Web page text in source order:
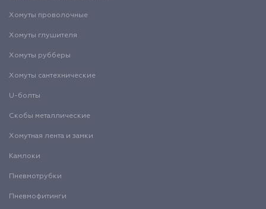
Хомуты проволочные
Хомуты глушителя
Хомуты рубберы
Хомуты сантехнические
U-болты
Скобы металлические
Хомутная лента и замки
Камлоки
Пневмотрубки
Пневмофитинги